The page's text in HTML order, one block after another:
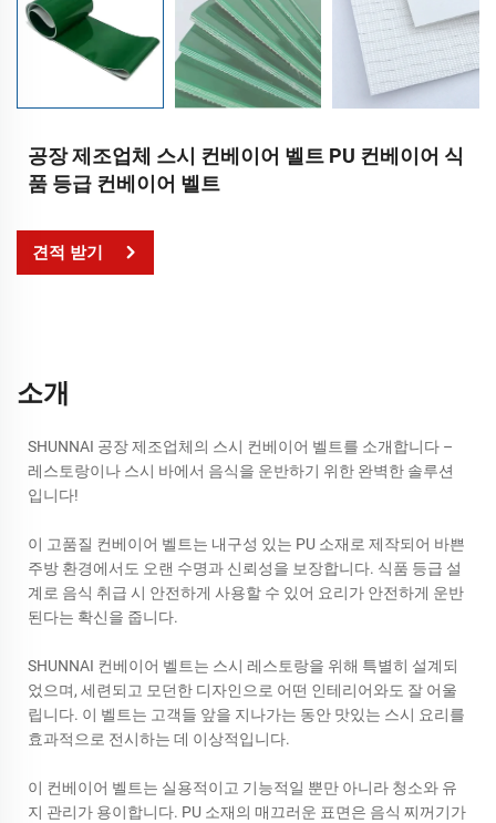
공장 제조업체 스시 컨베이어 벨트 PU 컨베이어 식
품 등급 컨베이어 벨트
견적 받기
소개
SHUNNAI 공장 제조업체의 스시 컨베이어 벨트를 소개합니다 –
레스토랑이나 스시 바에서 음식을 운반하기 위한 완벽한 솔루션
입니다!
이 고품질 컨베이어 벨트는 내구성 있는 PU 소재로 제작되어 바쁜
주방 환경에서도 오랜 수명과 신뢰성을 보장합니다. 식품 등급 설
계로 음식 취급 시 안전하게 사용할 수 있어 요리가 안전하게 운반
된다는 확신을 줍니다.
SHUNNAI 컨베이어 벨트는 스시 레스토랑을 위해 특별히 설계되
었으며, 세련되고 모던한 디자인으로 어떤 인테리어와도 잘 어울
립니다. 이 벨트는 고객들 앞을 지나가는 동안 맛있는 스시 요리를
효과적으로 전시하는 데 이상적입니다.
이 컨베이어 벨트는 실용적이고 기능적일 뿐만 아니라 청소와 유
지 관리가 용이합니다. PU 소재의 매끄러운 표면은 음식 찌꺼기가